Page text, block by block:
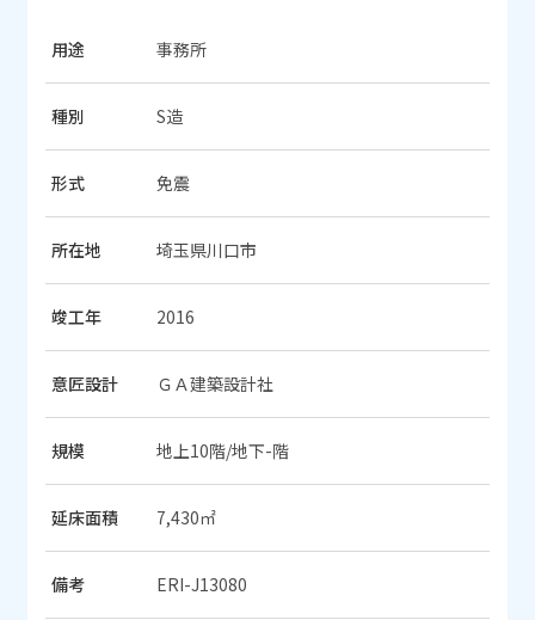
用途 事務所
種別 S造
形式 免震
所在地 埼玉県川口市
竣工年 2016
意匠設計 ＧＡ建築設計社
規模 地上10階/地下-階
延床面積 7,430㎡
備考 ERI-J13080